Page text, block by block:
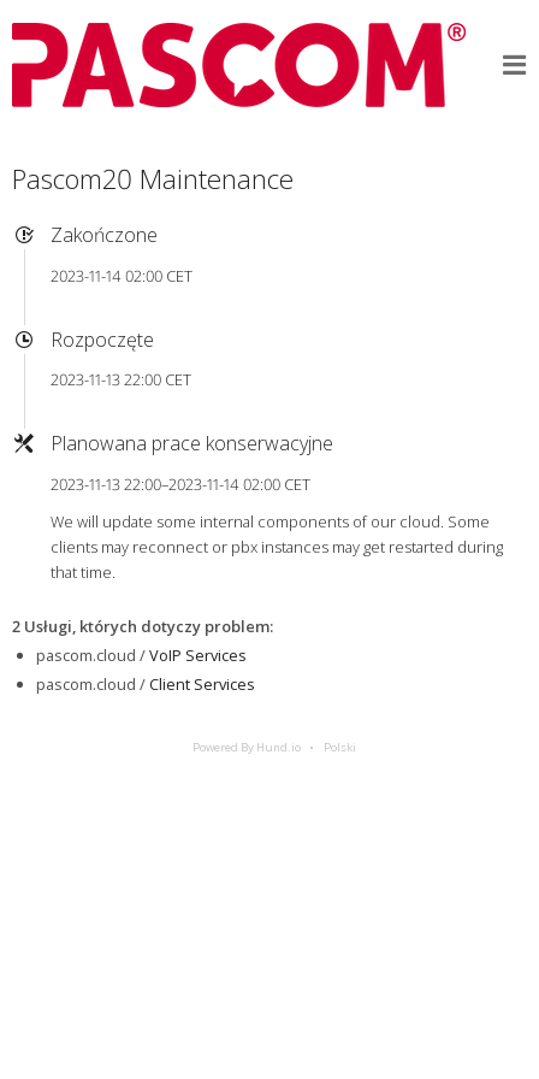
Pascom20 Maintenance
Zakończone
2023-11-14 02:00 CET
Rozpoczęte
2023-11-13 22:00 CET
Planowana prace konserwacyjne
2023-11-13 22:00–2023-11-14 02:00 CET
We will update some internal components of our cloud. Some
clients may reconnect or pbx instances may get restarted during
that time.
2 Usługi, których dotyczy problem:
pascom.cloud /VoIP Services
pascom.cloud /Client Services
Powered By Hund.io Polski